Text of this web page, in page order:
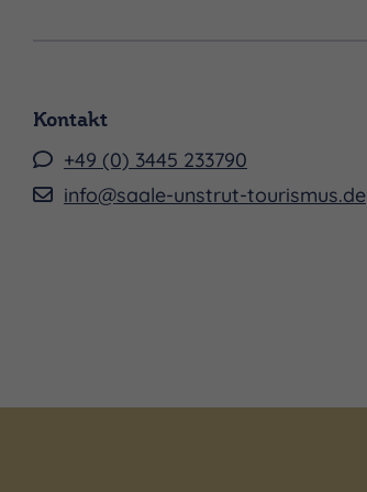
Kontakt
+49 (0) 3445 233790
info@saale-unstrut-tourismus.de